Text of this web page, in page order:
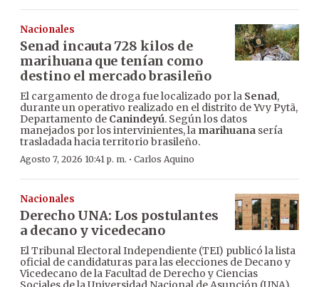
Nacionales
Senad incauta 728 kilos de
marihuana que tenían como
destino el mercado brasileño
El cargamento de droga fue localizado por la Senad,
durante un operativo realizado en el distrito de Yvy Pytã,
Departamento de Canindeyú. Según los datos
manejados por los intervinientes, la marihuana sería
trasladada hacia territorio brasileño.
Agosto 7, 2026 10:41 p. m. · Carlos Aquino
Nacionales
Derecho UNA: Los postulantes
a decano y vicedecano
El Tribunal Electoral Independiente (TEI) publicó la lista
oficial de candidaturas para las elecciones de Decano y
Vicedecano de la Facultad de Derecho y Ciencias